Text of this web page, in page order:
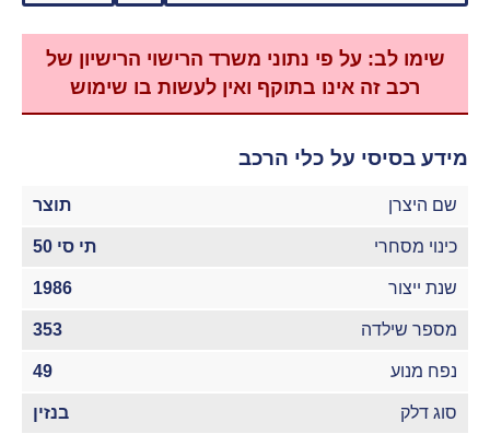
שימו לב: על פי נתוני משרד הרישוי הרישיון של
רכב זה אינו בתוקף ואין לעשות בו שימוש
מידע בסיסי על כלי הרכב
שם היצרן תוצר
כינוי מסחרי תי סי 50
שנת ייצור 1986
מספר שילדה 353
נפח מנוע 49
סוג דלק בנזין